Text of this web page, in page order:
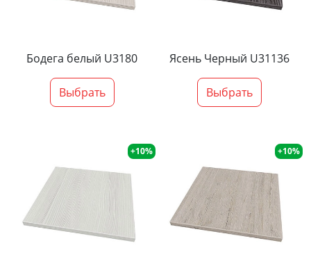
Бодега белый U3180
Выбрать
Ясень Черный U31136
Выбрать
+10% +10%